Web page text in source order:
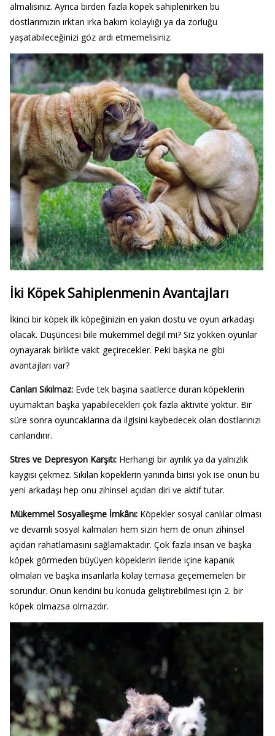
almalısınız. Ayrıca birden fazla köpek sahiplenirken bu
dostlarımızın ırktan ırka bakım kolaylığı ya da zorluğu
yaşatabileceğinizi göz ardı etmemelisiniz.
İki Köpek Sahiplenmenin Avantajları
İkinci bir köpek ilk köpeğinizin en yakın dostu ve oyun arkadaşı
olacak. Düşüncesi bile mükemmel değil mi? Siz yokken oyunlar
oynayarak birlikte vakit geçirecekler. Peki başka ne gibi
avantajları var?
Canları Sıkılmaz:Evde tek başına saatlerce duran köpeklerin
uyumaktan başka yapabilecekleri çok fazla aktivite yoktur. Bir
süre sonra oyuncaklarına da ilgisini kaybedecek olan dostlarınızı
canlandırır.
Stres ve Depresyon Karşıtı: Herhangi bir ayrılık ya da yalnızlık
kaygısı çekmez. Sıkılan köpeklerin yanında birisi yok ise onun bu
yeni arkadaşı hep onu zihinsel açıdan diri ve aktif tutar.
Mükemmel Sosyalleşme İmkânı:Köpekler sosyal canlılar olması
ve devamlı sosyal kalmaları hem sizin hem de onun zihinsel
açıdan rahatlamasını sağlamaktadır. Çok fazla insan ve başka
köpek görmeden büyüyen köpeklerin ileride içine kapanık
olmaları ve başka insanlarla kolay temasa geçememeleri bir
sorundur. Onun kendini bu konuda geliştirebilmesi için 2. bir
köpek olmazsa olmazdır.